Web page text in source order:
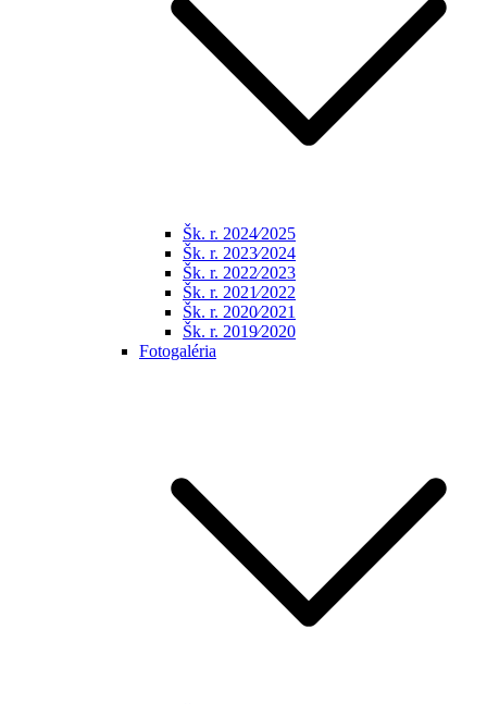
Šk. r. 2024⁄2025
Šk. r. 2023⁄2024
Šk. r. 2022⁄2023
Šk. r. 2021⁄2022
Šk. r. 2020⁄2021
Šk. r. 2019⁄2020
Fotogaléria